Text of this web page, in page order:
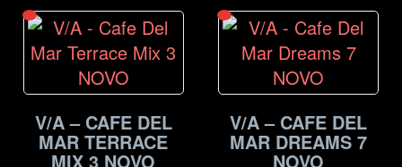
V/A – CAFE DEL
MAR TERRACE
MIX 3 NOVO
V/A – CAFE DEL
MAR DREAMS 7
NOVO